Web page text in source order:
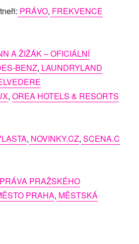
PRÁVO, FREKVENCE
A ŽIŽÁK – OFICIÁLNÍ
BENZ, LAUNDRYLAND
,OREA HOTELS & RESORTS
, NOVINKY.CZ, SCENA.C
PRAŽSKÉHO
PRAHA, MĚSTSKÁ